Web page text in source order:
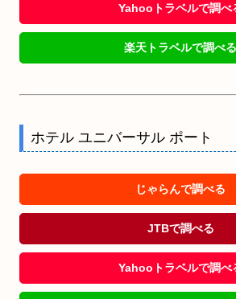
Yahooトラベルで調べ
楽天トラベルで調べる
ホテル ユニバーサル ポート
じゃらんで調べる
JTBで調べる
Yahooトラベルで調べ